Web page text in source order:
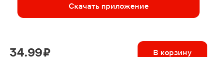
Скачать приложение
34.99 ₽ В корзину